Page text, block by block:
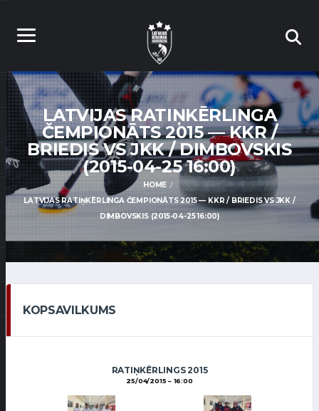
LATVIJAS RATIŅKĒRLINGA
ČEMPIONĀTS 2015 — KKR /
BRIEDIS VS JKK / DIMBOVSKIS
(2015-04-25 16:00)
HOME
LATVIJAS RATIŅKĒRLINGA ČEMPIONĀTS 2015 — KKR / BRIEDIS VS JKK /
DIMBOVSKIS (2015-04-25 16:00)
KOPSAVILKUMS
RATIŅKĒRLINGS 2015
25/04/2015 16:00